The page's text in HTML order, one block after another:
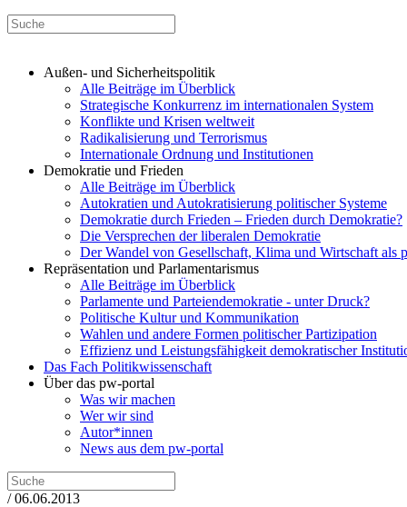
Außen- und Sicherheitspolitik
Alle Beiträge im Überblick
Strategische Konkurrenz im internationalen System
Konflikte und Krisen weltweit
Radikalisierung und Terrorismus
Internationale Ordnung und Institutionen
Demokratie und Frieden
Alle Beiträge im Überblick
Autokratien und Autokratisierung politischer Systeme
Demokratie durch Frieden – Frieden durch Demokratie?
Die Versprechen der liberalen Demokratie
Der Wandel von Gesellschaft, Klima und Wirtschaft als
Repräsentation und Parlamentarismus
Alle Beiträge im Überblick
Parlamente und Parteiendemokratie - unter Druck?
Politische Kultur und Kommunikation
Wahlen und andere Formen politischer Partizipation
Effizienz und Leistungsfähigkeit demokratischer
Das Fach Politikwissenschaft
Über das pw-portal
Was wir machen
Wer wir sind
Autor*innen
News aus dem pw-portal
/ 06.06.2013